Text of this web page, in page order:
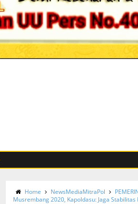
Home NewsMediaMitraPol
Musrembang 2020, Kapoldasu: Jaga